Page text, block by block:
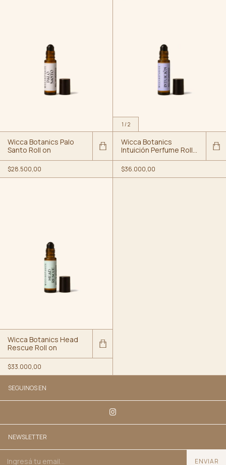
Wicca Botanics Palo
Santo Roll on
$28.500,00
1 /2
Wicca Botanics
Intuición Perfume Roll
on
$36.000,00
Wicca Botanics Head
Rescue Roll on
$33.000,00
SEGUINOS EN
NEWSLETTER